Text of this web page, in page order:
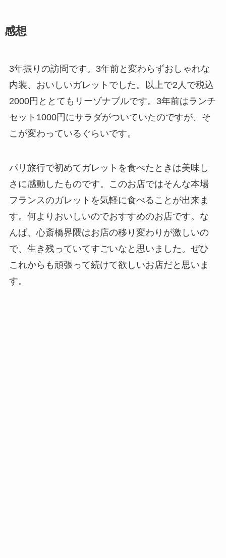
感想
3年振りの訪問です。3年前と変わらずおしゃれな
内装、おいしいガレットでした。以上で2人で税込
2000円ととてもリーゾナブルです。3年前はランチ
セット1000円にサラダがついていたのですが、そ
こが変わっているぐらいです。
パリ旅行で初めてガレットを食べたときは美味し
さに感動したものです。このお店ではそんな本場
フランスのガレットを気軽に食べることが出来ま
す。何よりおいしいのでおすすめのお店です。な
んば、心斎橋界隈はお店の移り変わりが激しいの
で、生き残っていてすごいなと思いました。ぜひ
これからも頑張って続けて欲しいお店だと思いま
す。